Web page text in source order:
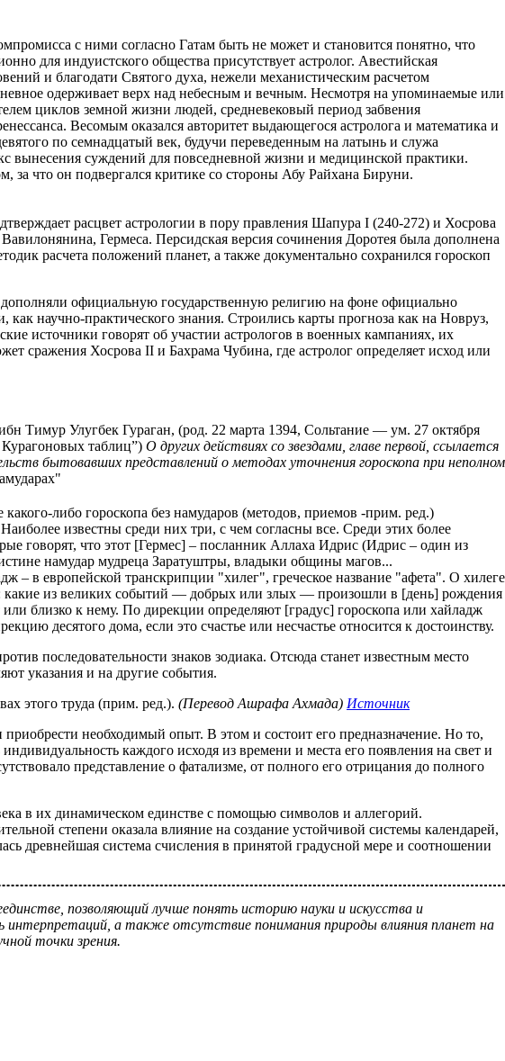
с ними согласно Гатам быть не может и становится понятно, что
для индуистского общества присутствует астролог. Авестийская
и благодати Святого духа, нежели механистическим расчетом
одерживает верх над небесным и вечным. Несмотря на упоминаемые или
циклов земной жизни людей, средневековый период забвения
Весомым оказался авторитет выдающегося астролога и математика и
по семнадцатый век, будучи переведенным на латынь и служа
вынесения суждений для повседневной жизни и медицинской практики.
что он подвергался критике со стороны Абу Райхана Бируни.
расцвет астрологии в пору правления Шапура I (240-272) и Хосрова
Гермеса. Персидская версия сочинения Доротея была дополнена
расчета положений планет, а также документально сохранился гороскоп
официальную государственную религию на фоне официально
научно-практического знания. Строились карты прогноза как на Новруз,
источники говорят об участии астрологов в военных кампаниях, их
сражения Хосрова II и Бахрама Чубина, где астролог определяет исход или
Тимур Улугбек Гураган, (род. 22 марта 1394, Сольтание — ум. 27 октября
таблиц”) О других действиях со звездами , главе первой, ссылается
бытовавших представлений о методах уточнения гороскопа при неполном
либо гороскопа без намударов (методов, приемов -прим. ред.)
известны среди них три, с чем согласны все. Среди этих более
говорят, что этот [Гермес] – посланник Аллаха Идрис (Идрис – один из
намудар мудреца Заратуштры, владыки общины магов...
– в европейской транскрипции "хилег", греческое название "афета". О хилеге
какие из великих событий — добрых или злых — произошли в [день] рождения
близко к нему. По дирекции определяют [градус] гороскопа или хайладж
десятого дома, если это счастье или несчастье относится к достоинству.
последовательности знаков зодиака. Отсюда станет известным место
указания и на другие события.
этого труда (прим. ред.). (Перевод Ашрафа Ахмада) Источник
необходимый опыт. В этом и состоит его предназначение. Но то,
каждого исходя из времени и места его появления на свет и
представление о фатализме, от полного его отрицания до полного
в их динамическом единстве с помощью символов и аллегорий.
степени оказала влияние на создание устойчивой системы календарей,
древнейшая система счисления в принятой градусной мере и соотношении
позволяющий лучше понять историю науки и искусства и
интерпретаций, а также отсутствие понимания природы влияния планет на
точки зрения.